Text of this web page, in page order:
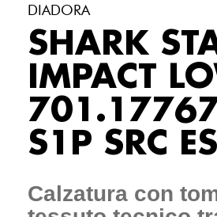
DIADORA
SHARK
IMPACT
S1P SRC
Calzatura con